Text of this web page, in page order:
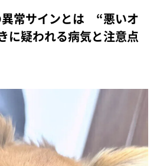
異常サインとは “悪いオ
に疑われる病気と注意点